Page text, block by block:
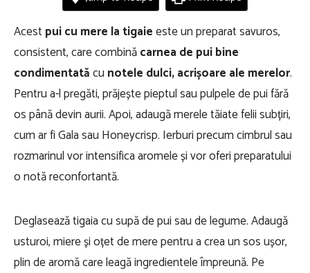
Acestpui cu mere la tigaieeste un preparat savuros,
consistent, care combinăcarnea de pui bine
condimentatăcu notele dulci, acrișoare ale merelor.
Pentru a-l pregăti, prăjește pieptul sau pulpele de pui fără
os până devin aurii. Apoi, adaugă merele tăiate felii subțiri,
cum ar fi Gala sau Honeycrisp. Ierburi precum cimbrul sau
rozmarinul vor intensifica aromele și vor oferi preparatului
o notă reconfortantă.
Deglasează tigaia cu supă de pui sau de legume. Adaugă
usturoi, miere și oțet de mere pentru a crea un sos ușor,
plin de aromă care leagă ingredientele împreună. Pe